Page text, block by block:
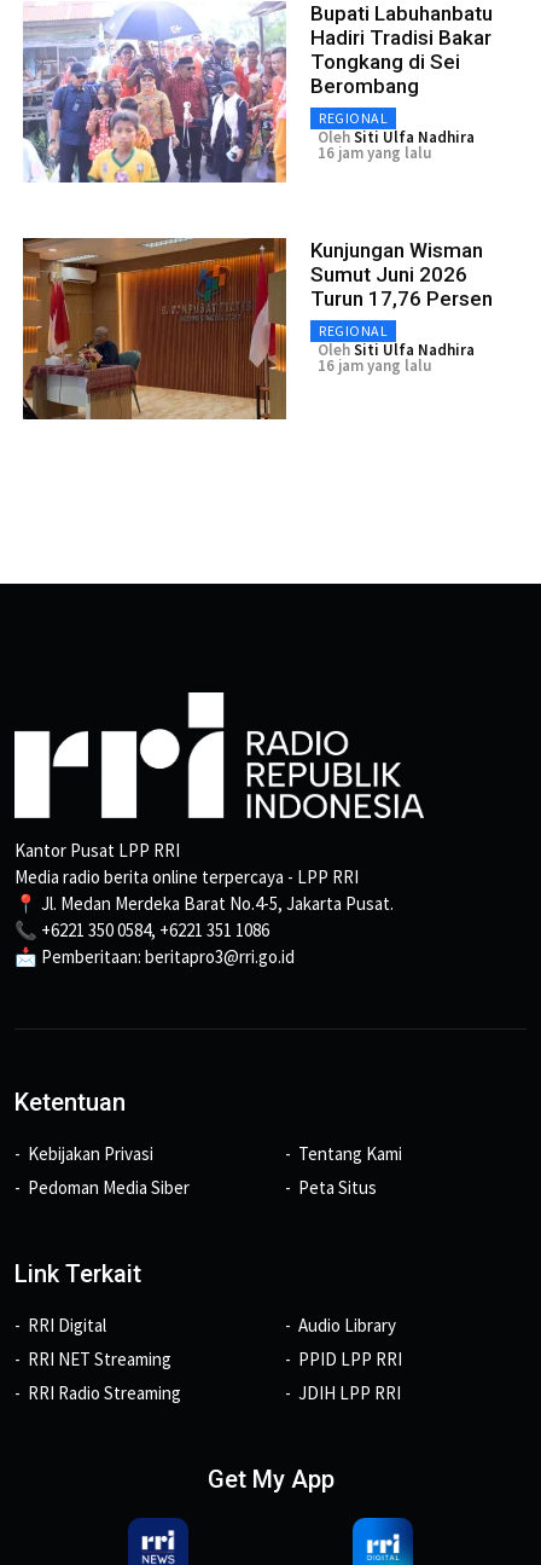
Bupati Labuhanbatu
Hadiri Tradisi Bakar
Tongkang di Sei
Berombang
REGIONAL
OlehSiti Ulfa Nadhira
16 jam yang lalu
Kunjungan Wisman
Sumut Juni 2026
Turun 17,76 Persen
REGIONAL
OlehSiti Ulfa Nadhira
16 jam yang lalu
Kantor Pusat LPP RRI
Media radio berita online terpercaya - LPP RRI
📍 Jl. Medan Merdeka Barat No.4-5, Jakarta Pusat.
📞 +6221 350 0584, +6221 351 1086
📩 Pemberitaan: beritapro3@rri.go.id
Ketentuan
Kebijakan Privasi
Pedoman Media Siber
Tentang Kami
Peta Situs
Link Terkait
RRI Digital
RRI NET Streaming
RRI Radio Streaming
Audio Library
PPID LPP RRI
JDIH LPP RRI
Get My App